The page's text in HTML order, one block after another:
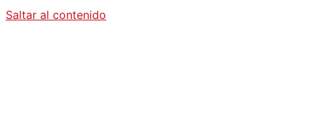
Saltar al contenido